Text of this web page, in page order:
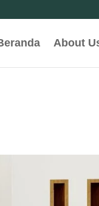
About